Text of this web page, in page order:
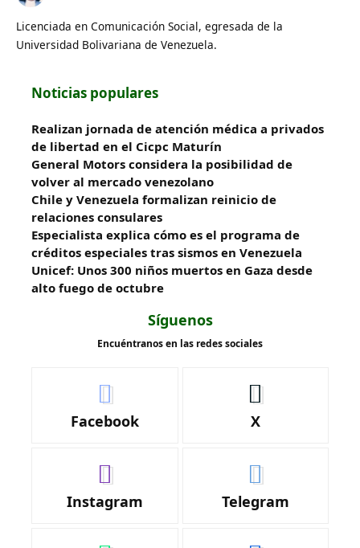
Licenciada en Comunicación Social, egresada de la
Universidad Bolivariana de Venezuela.
Noticias populares
Realizan jornada de atención médica a privados
de libertad en el Cicpc Maturín
General Motors considera la posibilidad de
volver al mercado venezolano
Chile y Venezuela formalizan reinicio de
relaciones consulares
Especialista explica cómo es el programa de
créditos especiales tras sismos en Venezuela
Unicef: Unos 300 niños muertos en Gaza desde
alto fuego de octubre
Síguenos
Encuéntranos en las redes sociales
Facebook X
Instagram Telegram